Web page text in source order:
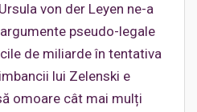
von der Leyen ne-a
pseudo-legale
de miliarde în tentativa
lui Zelenski e
omoare cât mai mulți